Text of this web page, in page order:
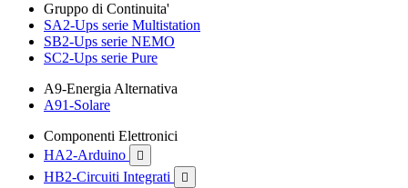
Gruppo di Continuita'
SA2-Ups serie Multistation
SB2-Ups serie NEMO
SC2-Ups serie Pure
A9-Energia Alternativa
A91-Solare
Componenti Elettronici
HA2-Arduino

HB2-Circuiti Integrati 